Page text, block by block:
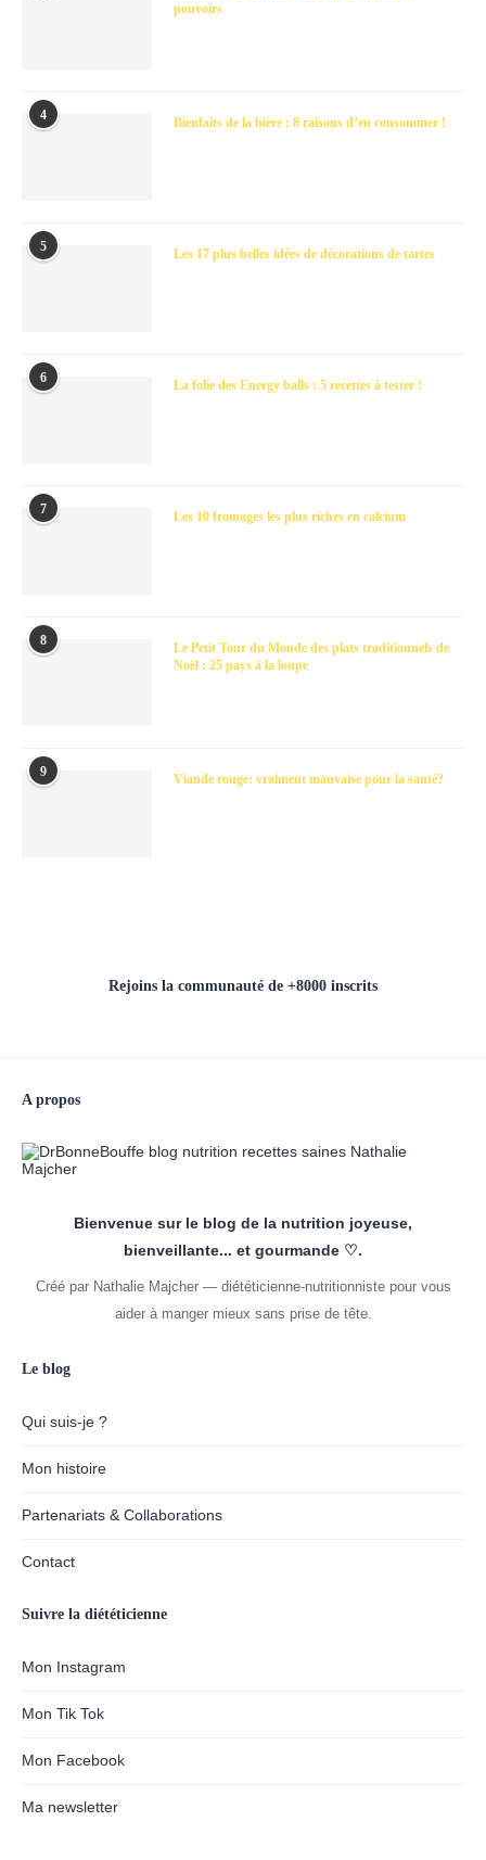
pouvoirs
4 Bienfaits de la bière : 8 raisons d’en consommer !
5 Les 17 plus belles idées de décorations de tartes
6 La folie des Energy balls : 5 recettes à tester !
7 Les 10 fromages les plus riches en calcium
8
Le Petit Tour du Monde des plats traditionnels de
Noël : 25 pays à la loupe
9 Viande rouge: vraiment mauvaise pour la santé?
Rejoins la communauté de +8000 inscrits
A propos
Bienvenue sur le blog de la nutrition joyeuse,
bienveillante... et gourmande ♡.
Créé par Nathalie Majcher — diététicienne-nutritionniste pour vous
aider à manger mieux sans prise de tête.
Le blog
Qui suis-je ?
Mon histoire
Partenariats & Collaborations
Contact
Suivre la diététicienne
Mon Instagram
Mon Tik Tok
Mon Facebook
Ma newsletter